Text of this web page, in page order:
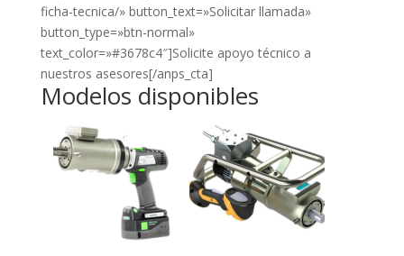
ficha-tecnica/» button_text=»Solicitar llamada»
button_type=»btn-normal»
text_color=»#3678c4″]Solicite apoyo técnico a
nuestros asesores[/anps_cta]
Modelos disponibles